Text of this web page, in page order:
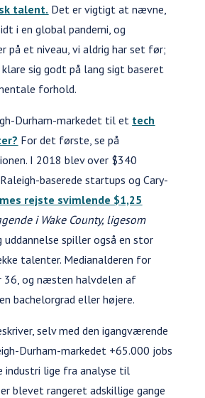
talent. Det er vigtigt at nævne,
i en global pandemi, og
på et niveau, vi aldrig har set før;
sig godt på lang sigt baseret
forhold.
Durham-markedet til et tech
For det første, se på
I 2018 blev over $340
baserede startups og Cary-
rejste svimlende $1,25
i Wake County, ligesom
uddannelse spiller også en stor
talenter. Medianalderen for
og næsten halvdelen af
bachelorgrad eller højere.
selv med den igangværende
Durham-markedet +65.000 jobs
industri lige fra analyse til
er blevet rangeret adskillige gange